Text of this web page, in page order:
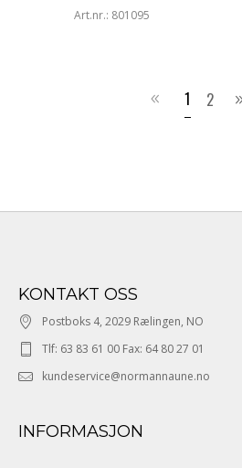
Art.nr.: 801095
1 2
KONTAKT OSS
Postboks 4, 2029 Rælingen, NO
Tlf: 63 83 61 00 Fax: 64 80 27 01
kundeservice@normannaune.no
INFORMASJON